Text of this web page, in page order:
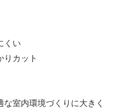
くい
りカット
室内環境づくりに大きく